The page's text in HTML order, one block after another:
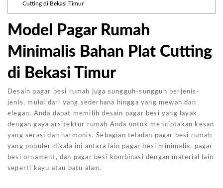
Cutting di Bekasi Timur
Model Pagar Rumah
Minimalis Bahan Plat Cutting
di Bekasi Timur
Desain pagar besi rumah juga sungguh-sungguh berjenis-
jenis, mulai dari yang sederhana hingga yang mewah dan
elegan. Anda dapat memilih desain pagar besi yang layak
dengan gaya arsitektur rumah Anda untuk menciptakan kesan
yang serasi dan harmonis. Sebagian teladan pagar besi rumah
yang populer dikala ini antara lain pagar besi minimalis, pagar
besi ornament, dan pagar besi kombinasi dengan material lain
seperti kayu atau batu alam.